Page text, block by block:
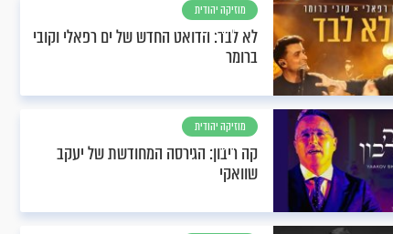
מוזיקה יהודית
וחסידית
לא לבד: הדואט החדש של ים רפאלי וקובי
ברומר
מוזיקה יהודית
וחסידית
קה ריבון: הגירסה המחודשת של יעקב
שוואקי